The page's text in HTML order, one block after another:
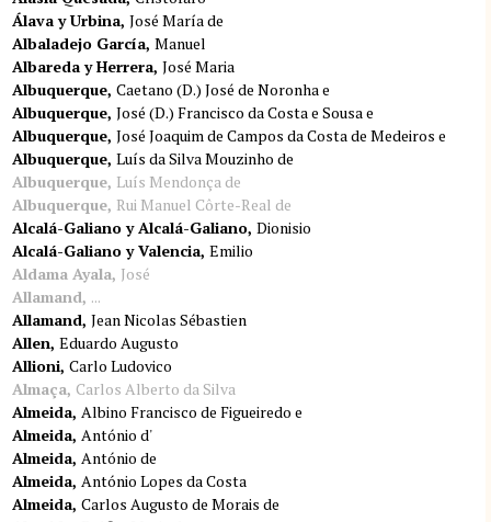
Álava y Urbina José María de
Albaladejo García Manuel
Albareda y Herrera José Maria
Albuquerque Caetano (D.) José de Noronha e
Albuquerque José (D.) Francisco da Costa e Sousa e
Albuquerque José Joaquim de Campos da Costa de Medeiros e
Albuquerque Luís da Silva Mouzinho de
Albuquerque Luís Mendonça de
Albuquerque Rui Manuel Côrte-Real de
Alcalá-Galiano y Alcalá-Galiano Dionisio
Alcalá-Galiano y Valencia Emilio
Aldama Ayala José
Allamand ...
Allamand Jean Nicolas Sébastien
Allen Eduardo Augusto
Allioni Carlo Ludovico
Almaça Carlos Alberto da Silva
Almeida Albino Francisco de Figueiredo e
Almeida António d'
Almeida António de
Almeida António Lopes da Costa
Almeida Carlos Augusto de Morais de